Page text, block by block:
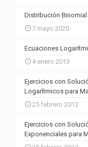
Distribución
7 mayo 2020
Ecuaciones
4 enero 2013
Ejercicios con
Logarítmicos para
25 febrero 2012
Ejercicios con
Exponenciales para